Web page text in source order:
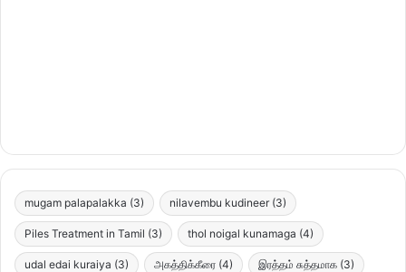
mugam palapalakka (3) nilavembu kudineer (3)
Piles Treatment in Tamil (3) thol noigal kunamaga (4)
udal edai kuraiya (3) அகத்திக்கீரை (4) இரத்தம் சுத்தமாக (3)